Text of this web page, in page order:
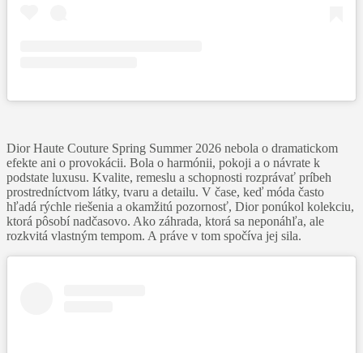
Dior Haute Couture Spring Summer 2026 nebola o dramatickom
efekte ani o provokácii. Bola o harmónii, pokoji a o návrate k
podstate luxusu. Kvalite, remeslu a schopnosti rozprávať príbeh
prostredníctvom látky, tvaru a detailu. V čase, keď móda často
hľadá rýchle riešenia a okamžitú pozornosť, Dior ponúkol kolekciu,
ktorá pôsobí nadčasovo. Ako záhrada, ktorá sa neponáhľa, ale
rozkvitá vlastným tempom. A práve v tom spočíva jej sila.